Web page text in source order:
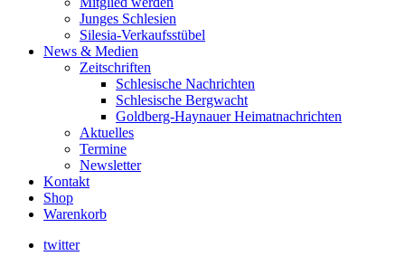
Junges Schlesien
Silesia-Verkaufsstübel
News & Medien
Zeitschriften
Schlesische Nachrichten
Schlesische Bergwacht
Goldberg-Haynauer Heimatnachrichten
Aktuelles
Termine
Newsletter
Kontakt
Shop
Warenkorb
twitter